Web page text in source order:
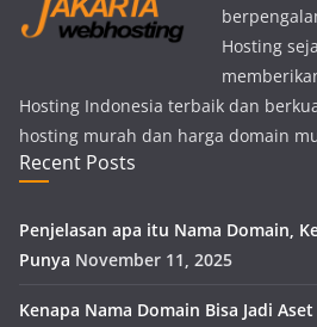
Hosting
Hosting Indonesia terbaik dan
hosting murah dan harga domain
Recent Posts
Penjelasan apa itu Nama Domain,
Punya November 11, 2025
Kenapa Nama Domain Bisa Jadi